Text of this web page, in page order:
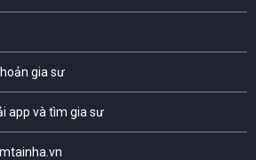
gia sư
app và tìm gia sư